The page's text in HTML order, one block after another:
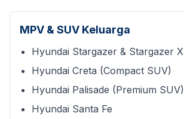
MPV & SUV Keluarga
Hyundai Stargazer & Stargazer X
Hyundai Creta (Compact SUV)
Hyundai Palisade (Premium SUV)
Hyundai Santa Fe